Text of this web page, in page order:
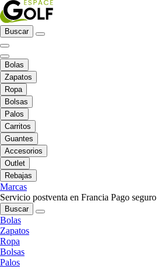
Buscar
Bolas
Zapatos
Ropa
Bolsas
Palos
Carritos
Guantes
Accesorios
Outlet
Rebajas
Marcas
Servicio postventa en Francia Pago seguro
Buscar
Bolas
Zapatos
Ropa
Bolsas
Palos